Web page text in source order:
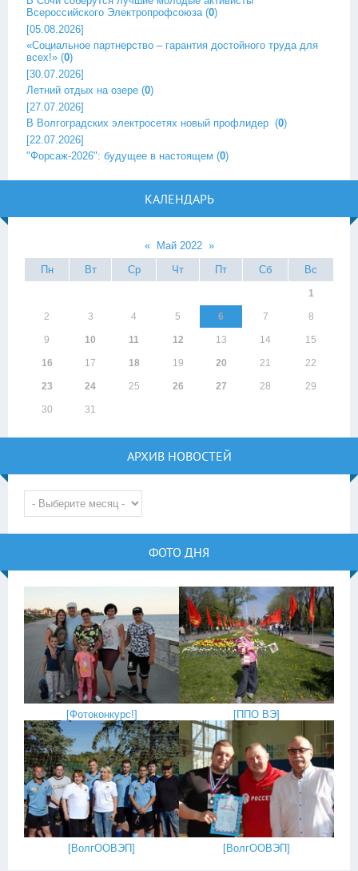
Всероссийского Электропрофсоюза (0)
[05.08.2026]
«Социальное партнерство – гарантия достойного труда для
всех!» (0)
[30.07.2026]
Летний отдых на озере (0)
[27.07.2026]
В Волгоградских электросетях новый профлидер ‎ (0)
[22.07.2026]
"Форсаж-2026": будущее в настоящем (0)
КАЛЕНДАРЬ
« Май 2022 »
Пн
Вт Ср Чт Пт Сб Вс
1
2 3 4 5 6 7 8
9 10 11 12 13 14 15
16 17 18 19 20 21 22
23 24 25 26 27 28 29
30 31
АРХИВ НОВОСТЕЙ
ФОТО ДНЯ
[Фотоконкурс!] [ППО ВЭ]
[ВолгООВЭП] [ВолгООВЭП]